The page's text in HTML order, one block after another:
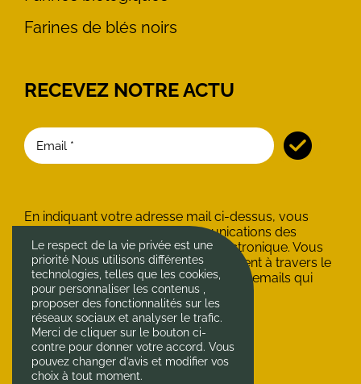
Farines de blés noirs
RECEVEZ NOTRE ACTU
En indiquant votre adresse mail ci-dessus, vous
consentez à recevoir les communications des
Minoteries du Château par voie électronique. Vous
pouvez vous désinscrire à tout moment à travers le
lien de désinscription présent dans les emails qui
vous seront adressés.
Le respect de la vie privée est une
priorité Nous utilisons différentes
technologies, telles que les cookies,
pour personnaliser les contenus ,
proposer des fonctionnalités sur les
réseaux sociaux et analyser le trafic.
Merci de cliquer sur le bouton ci-
contre pour donner votre accord. Vous
pouvez changer d’avis et modifier vos
choix à tout moment.